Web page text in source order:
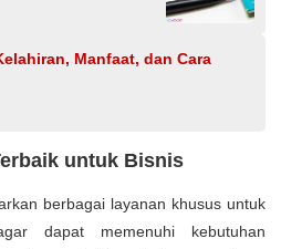
Manfaat, dan Cara
untuk Bisnis
berbagai layanan khusus untuk
dapat memenuhi kebutuhan